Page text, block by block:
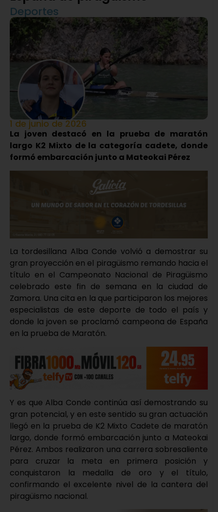
Deportes
1 de junio de 2026
La joven destacó en la prueba de maratón
largo K2 Mixto de la categoría cadete, donde
formó embarcación junto a Mateokai Pérez
La tordesillana Alba Conde volvió a demostrar su
gran proyección en el piragüismo remando hacia el
título en el Campeonato Nacional de Piragüismo
celebrado este fin de semana en la ciudad de
Zamora. Una cita en la que participaron los mejores
especialistas de este deporte de todo el país y
donde la joven se proclamó campeona de España
en la prueba de Maratón.
Y es que Alba Conde continúa así demostrando su
gran potencial, y en este sentido su gran actuación
llegó en la prueba de K2 Mixto Cadete de maratón
largo, donde formó embarcación junto a Mateokai
Pérez. Ambos realizaron una carrera sobresaliente
para cruzar la meta en primera posición y
conquistaron la medalla de oro y el título,
confirmando el excelente nivel de la cantera del
piragüismo nacional.